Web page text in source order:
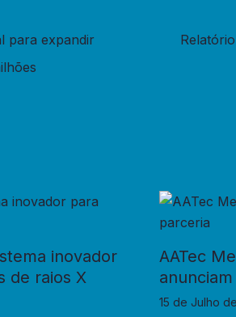
para expandir
inovador
de raios X
AATec
15 de Julho